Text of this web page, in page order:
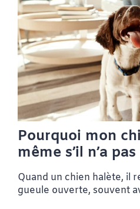
Pourquoi mon
même s’il n’a
Quand un chien halète, il
gueule ouverte, souvent